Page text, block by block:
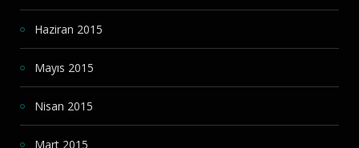
Haziran 2015
Mayıs 2015
Nisan 2015
Mart 2015